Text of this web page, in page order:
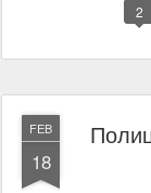
2
FEB
18